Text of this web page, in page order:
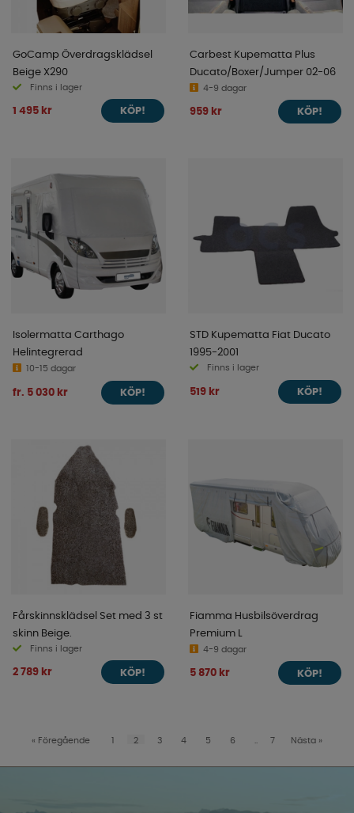
GoCamp Överdragsklädsel
Beige X290
Finns i lager
1 495 kr KÖP!
Carbest Kupematta Plus
Ducato/Boxer/Jumper 02-06
4-9 dagar
959 kr KÖP!
Isolermatta Carthago
Helintegrerad
10-15 dagar
fr. 5 030 kr KÖP!
STD Kupematta Fiat Ducato
1995-2001
Finns i lager
519 kr KÖP!
Fårskinnsklädsel Set med 3 st
skinn Beige.
Finns i lager
2 789 kr KÖP!
Fiamma Husbilsöverdrag
Premium L
4-9 dagar
5 870 kr KÖP!
« Föregående 1 2 3 4 5 6 7 Nästa »